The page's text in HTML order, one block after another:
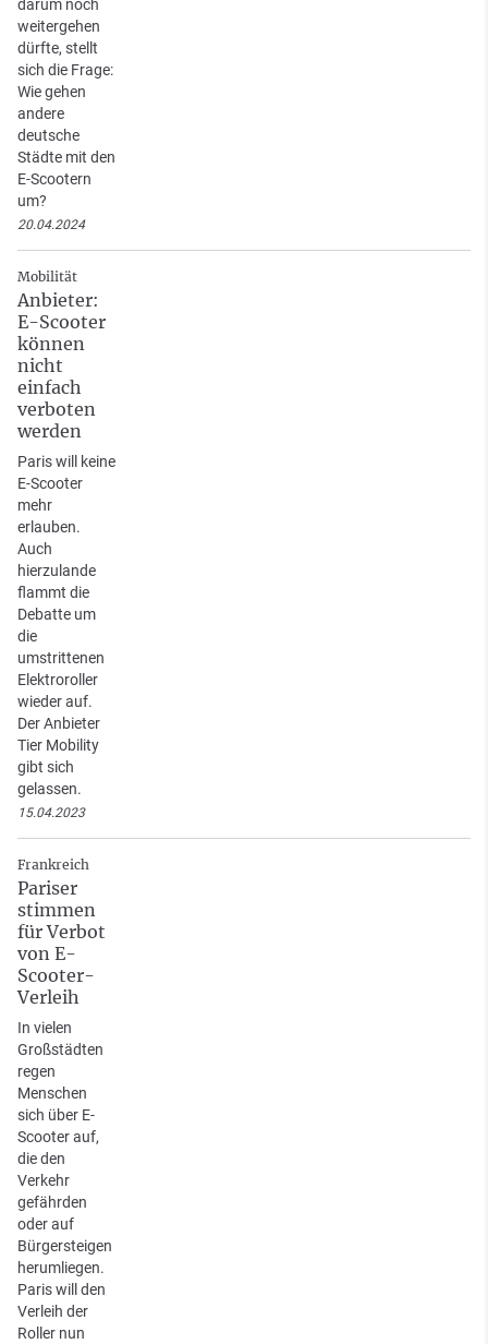
darum noch
weitergehen
dürfte, stellt
sich die Frage:
Wie gehen
andere
deutsche
Städte mit den
E-Scootern
um?
20.04.2024
Mobilität
Anbieter:
E-Scooter
können
nicht
einfach
verboten
werden
Paris will keine
E-Scooter
mehr
erlauben.
Auch
hierzulande
flammt die
Debatte um
die
umstrittenen
Elektroroller
wieder auf.
Der Anbieter
Tier Mobility
gibt sich
gelassen.
15.04.2023
Frankreich
Pariser
stimmen
für Verbot
von E-
Scooter-
Verleih
In vielen
Großstädten
regen
Menschen
sich über E-
Scooter auf,
die den
Verkehr
gefährden
oder auf
Bürgersteigen
herumliegen.
Paris will den
Verleih der
Roller nun